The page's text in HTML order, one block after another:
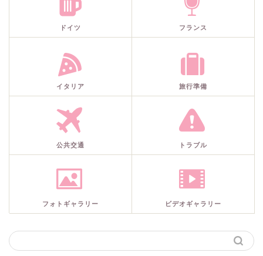
ドイツ フランス
イタリア 旅行準備
公共交通 トラブル
フォトギャラリー ビデオギャラリー